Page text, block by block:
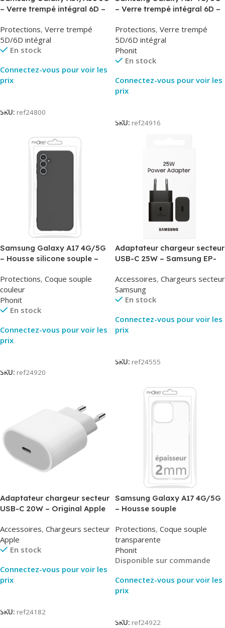
– Verre trempé intégral 6D –
Protections, Verre trempé
5D/6D intégral
En stock
Connectez-vous pour voir les
prix
SKU: ref24800
– Verre trempé intégral 6D –
Protections, Verre trempé
5D/6D intégral
Phonit
En stock
Connectez-vous pour voir les
prix
SKU: ref24916
Samsung Galaxy A17 4G/5G
– Housse silicone souple –
Protections, Coque souple
couleur
Phonit
En stock
Connectez-vous pour voir les
prix
SKU: ref24920
Adaptateur chargeur secteur
USB-C 25W – Samsung EP-
Packaging Original
Accessoires, Chargeurs secteur
Samsung
En stock
Connectez-vous pour voir les
prix
SKU: ref24555
Adaptateur chargeur secteur
USB-C 20W – Original Apple
Accessoires, Chargeurs secteur
Apple
En stock
Connectez-vous pour voir les
prix
SKU: ref24182
Samsung Galaxy A17 4G/5G
– Housse souple
Protections, Coque souple
transparente
Phonit
Disponible sur commande
Connectez-vous pour voir les
prix
SKU: ref24922